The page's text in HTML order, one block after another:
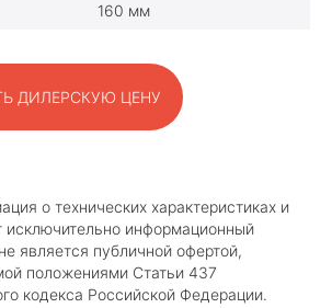
160 мм
ДИЛЕРСКУЮ ЦЕНУ
о технических характеристиках и
исключительно информационный
является публичной офертой,
положениями Статьи 437
кодекса Российской Федерации.